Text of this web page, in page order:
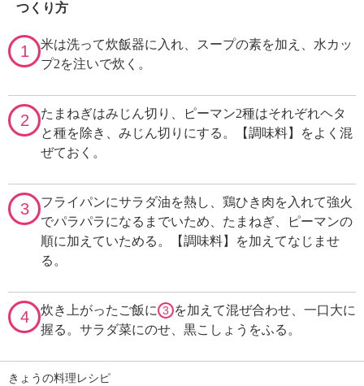
つくり方
1
米は洗って炊飯器に入れ、スープの素を加え、水カッ
プ2を注いで炊く。
2
たまねぎはみじん切り、ピーマン2種はそれぞれヘタ
と種を除き、みじん切りにする。【調味料】をよく混
ぜておく。
3
フライパンにサラダ油を熱し、鶏ひき肉を入れて強火
でパラパラになるまでいため、たまねぎ、ピーマンの
順に加えていためる。【調味料】を加えてなじませ
る。
4 炊き上がったご飯に 3 を加えて混ぜ合わせ、一口大に
握る。サラダ菜にのせ、黒こしょうをふる。
きょうの料理レシピ